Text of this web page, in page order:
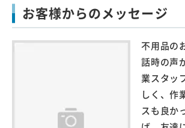
お客様からのメッセージ
不用品の
話時の声
業スタッ
しく、作
スも良か